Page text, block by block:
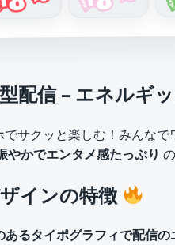
配信 – エネルギ
でサクッと楽しむ！みんなで
やかでエンタメ感たっぷり
インの特徴
あるタイポグラフィで配信の